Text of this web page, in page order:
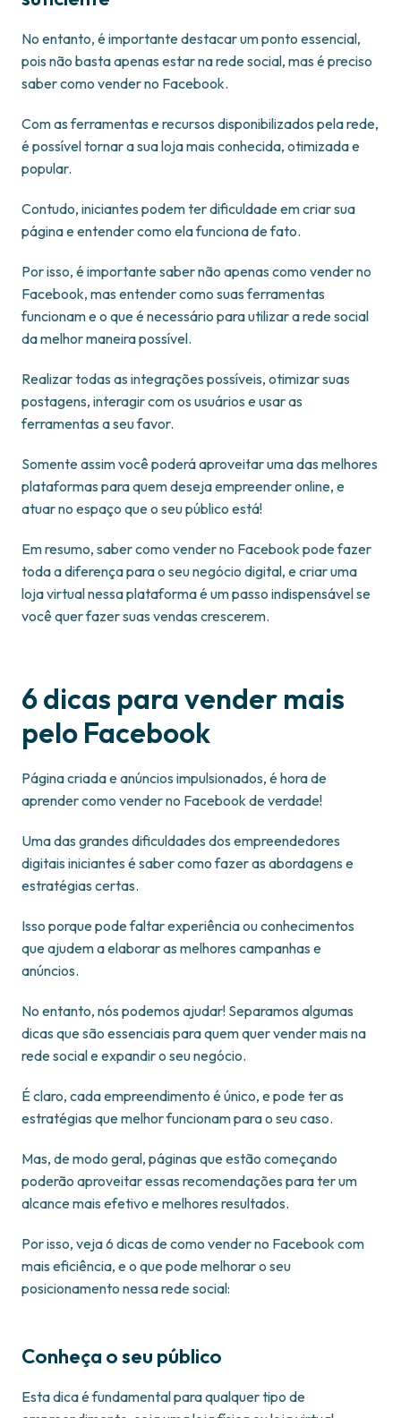
No entanto, é importante destacar um ponto essencial,
pois não basta apenas estar na rede social, mas é preciso
saber como vender no Facebook.
Com as ferramentas e recursos disponibilizados pela rede,
é possível tornar a sua loja mais conhecida, otimizada e
popular.
Contudo, iniciantes podem ter dificuldade em criar sua
página e entender como ela funciona de fato.
Por isso, é importante saber não apenas como vender no
Facebook, mas entender como suas ferramentas
funcionam e o que é necessário para utilizar a rede social
da melhor maneira possível.
Realizar todas as integrações possíveis, otimizar suas
postagens, interagir com os usuários e usar as
ferramentas a seu favor.
Somente assim você poderá aproveitar uma das melhores
plataformas para quem deseja empreender online, e
atuar no espaço que o seu público está!
Em resumo, saber como vender no Facebook pode fazer
toda a diferença para o seu negócio digital, e criar uma
loja virtual nessa plataforma é um passo indispensável se
você quer fazer suas vendas crescerem.
6 dicas para vender mais
pelo Facebook
Página criada e anúncios impulsionados, é hora de
aprender como vender no Facebook de verdade!
Uma das grandes dificuldades dos empreendedores
digitais iniciantes é saber como fazer as abordagens e
estratégias certas.
Isso porque pode faltar experiência ou conhecimentos
que ajudem a elaborar as melhores campanhas e
anúncios.
No entanto, nós podemos ajudar! Separamos algumas
dicas que são essenciais para quem quer vender mais na
rede social e expandir o seu negócio.
É claro, cada empreendimento é único, e pode ter as
estratégias que melhor funcionam para o seu caso.
Mas, de modo geral, páginas que estão começando
poderão aproveitar essas recomendações para ter um
alcance mais efetivo e melhores resultados.
Por isso, veja 6 dicas de como vender no Facebook com
mais eficiência, e o que pode melhorar o seu
posicionamento nessa rede social:
Conheça o seu público
Esta dica é fundamental para qualquer tipo de